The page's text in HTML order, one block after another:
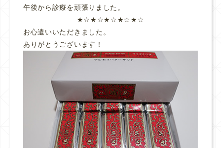
午後から診療を頑張りました。
★☆★☆★☆★☆★☆
お心遣いいただきました。
ありがとうございます！